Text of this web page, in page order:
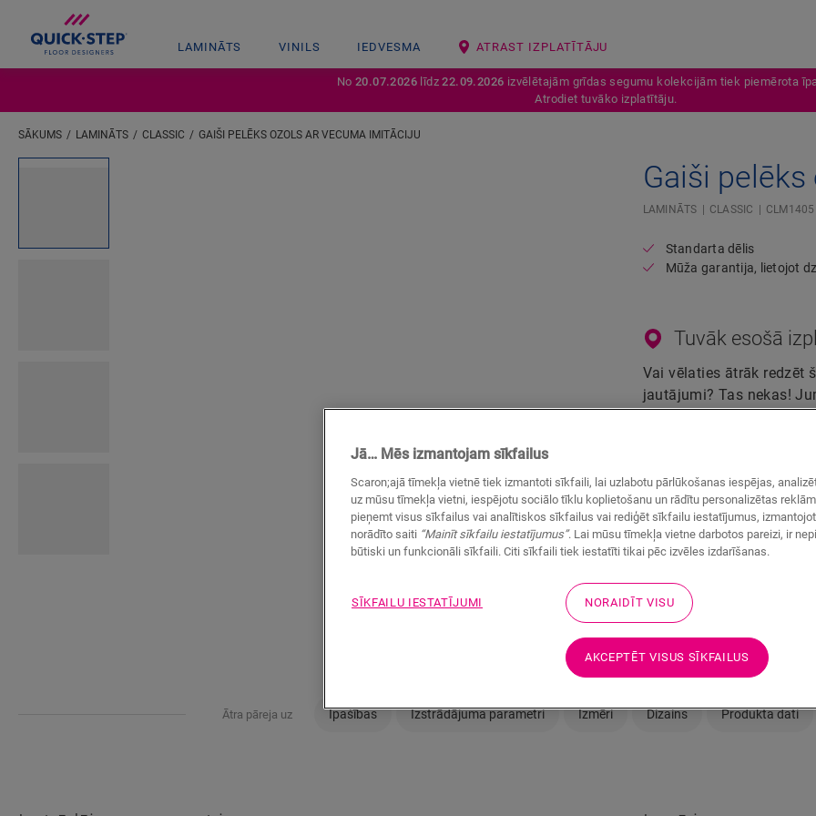
LAMINĀTS VINILS IEDVESMA ATRAST IZPLATĪTĀJU
No 20.07.2026līdz22.09.2026 izvēlētajām grīdas segumu kolekcijām tiek piemērota
Atrodiet tuvāko izplatītāju.
SĀKUMS LAMINĀTS CLASSIC GAIŠI PELĒKS OZOLS AR VECUMA IMITĀCIJU
Open image in lightbox
Gaiši
LAMINĀTS CLASSIC CLM1405
Standarta dēlis
Mūža garantija, lietojot
Tuvāk esošā
Vai vēlaties ātrāk redzēt
jautājumi? Tas nekas!
Vai neesat
vajadzībām?
Skatīt savā istabā
Ātra pāreja uz Īpašības Izstrādājuma parametri Izmēri Dizains Produkta dati
Jā… Mēs izmantojam sīkfailus
Scaron;ajā tīmekļa vietnē tiek izmantoti sīkfaili, lai uzlabotu pārlūkošanas iespējas,
uz mūsu tīmekļa vietni, iespējotu sociālo tīklu koplietošanu un rādītu personalizētas
pieņemt visus sīkfailus vai analītiskos sīkfailus vai rediģēt sīkfailu iestatījumus,
norādīto saiti “Mainīt sīkfailu iestatījumus”. Lai mūsu tīmekļa vietne darbotos pareizi, ir
būtiski un funkcionāli sīkfaili. Citi sīkfaili tiek iestatīti tikai pēc izvēles izdarīšanas.
SĪKFAILU IESTATĪJUMI NORAIDĪT VISU
AKCEPTĒT VISUS SĪKFAILUS